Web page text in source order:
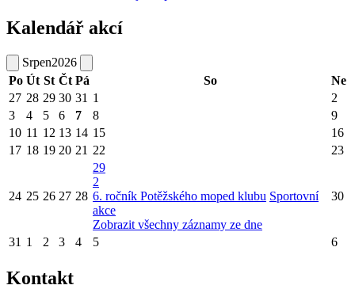
Kalendář akcí
Srpen2026
Po Út St Čt Pá So
Ne
27 28 29 30 31 1
2
3
4 5 6 7 8
9
10 11 12 13 14 15
16
17 18 19 20 21 22 23
24 25 26 27 28
29
2
6. ročník Potěžského moped klubu Sportovní
akce
Zobrazit všechny záznamy ze dne
30
31 1 2 3 4 5 6
Kontakt